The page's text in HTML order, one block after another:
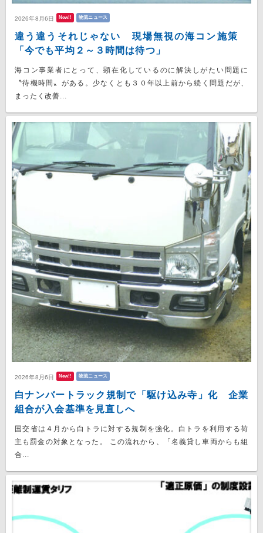
2026年8月6日 New!! 物流ニュース
違う違うそれじゃない 現場無視の海コン施策
「今でも平均２～３時間は待つ」
海コン事業者にとって、顕在化しているのに解決しがたい問題に
〝待機時間〟がある。少なくとも３０年以上前から続く問題だが、
まったく改善...
2026年8月6日 New!! 物流ニュース
白ナンバートラック規制で「駆け込み寺」化 企業
組合が入会基準を見直しへ
国交省は４月から白トラに対する規制を強化。白トラを利用する荷
主も罰金の対象となった。 この流れから、「名義貸し車両からも組
合...